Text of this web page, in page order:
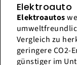
Elektroauto
Elektroautos
Vergleich zu
geringere CO2-
günstiger im